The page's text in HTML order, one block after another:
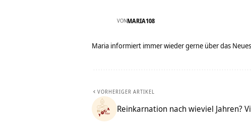
VONMARIA108
Maria informiert immer wieder gerne über das
VORHERIGER ARTIKEL
Reinkarnation nach wieviel Jahren?